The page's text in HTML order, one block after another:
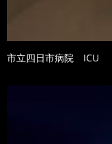
市立四日市病院 ICU